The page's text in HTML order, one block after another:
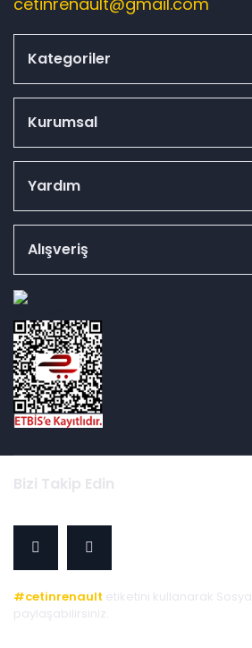
Kategoriler
Kurumsal
Yardım
Alışveriş
Bizi Takip Edin
#cetinrenault etiketini kullanarak
paylaşabilirsiniz.